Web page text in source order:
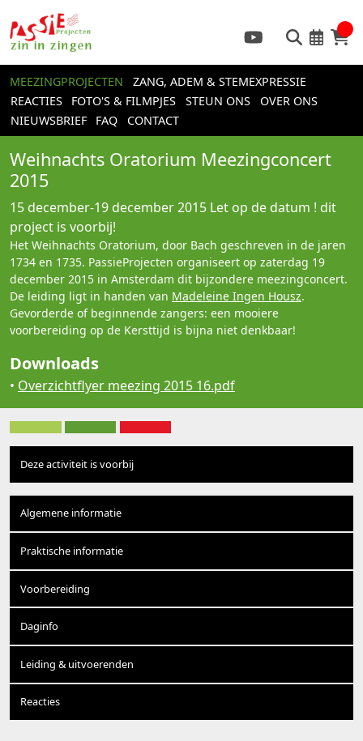
MEEZINGPROJECTEN
ZANG, ADEM & STEMEXPRESSIE
REACTIES
FOTO'S & FILMPJES STEUN ONS
OVER ONS
NIEUWSBRIEF
FAQ CONTACT
Weihnachts Oratorium Meezingconcert
2015
15 december-19 december 2015 Let op de datum ! dit
project is voorbij!
Het Weihnachts Oratorium, door Bach geschreven in de jaren
1734 en 1735. PassieProjecten organiseert op zaterdag 19
december 2015 in Amsterdam dit bijzondere meezingconcert.
De leiding ligt in handen van Madeleine Ingen Housz.
Gevorderde of beginnende zangers: een mooiere
voorbereiding op de Kersttijd is bijna niet denkbaar!
Downloads
• Overzichtflyer meezing 2015 16.pdf
Deze activiteit is voorbij
Algemene informatie
Praktische informatie
Voorbereiding
Daginfo
Leiding & uitvoerenden
Reacties